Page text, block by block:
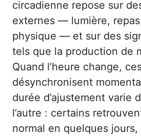
circadienne repose sur
externes — lumière,
physique — et sur des
tels que la production de
Quand l’heure change,
désynchronisent
durée d’ajustement varie
l’autre : certains
normal en quelques jours,